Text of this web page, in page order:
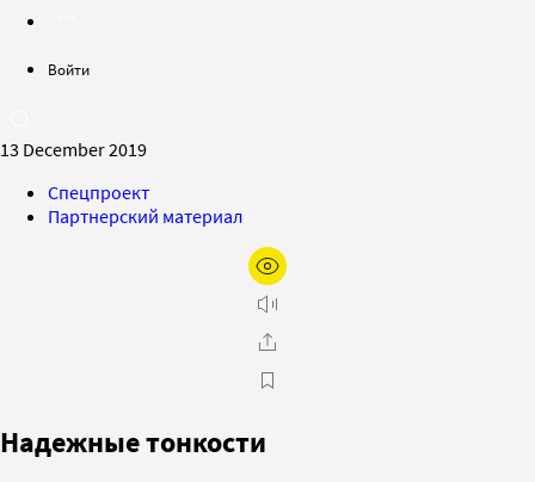
Войти
13 December 2019
Спецпроект
Партнерский материал
Надежные тонкости